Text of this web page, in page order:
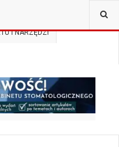
I NARZĘDZI